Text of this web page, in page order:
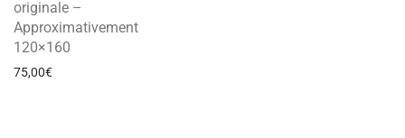
originale –
Approximativement
120×160
75,00€